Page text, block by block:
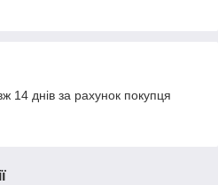
14 днів за рахунок покупця